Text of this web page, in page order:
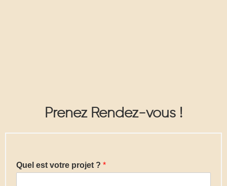
Prenez Rendez-vous !
Quel est votre projet ? *